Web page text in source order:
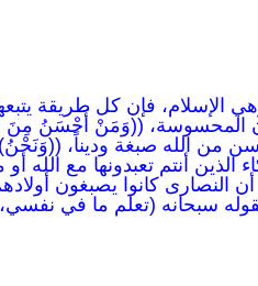
الإسلام، فإن كل طريقة
المحسوسة، ((وَمَنْ أَحْسَنُ مِنَ
من الله صبغة وديناً،
الذين أنتم تعبدونها مع الله
أن النصارى كانوا يصبغون
سبحانه (تعلم ما في نفسي،